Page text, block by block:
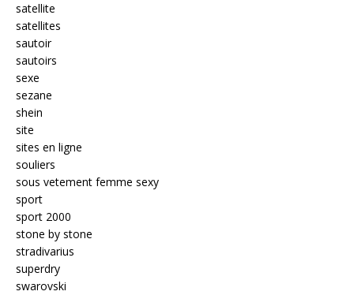
satellite
satellites
sautoir
sautoirs
sexe
sezane
shein
site
sites en ligne
souliers
sous vetement femme sexy
sport
sport 2000
stone by stone
stradivarius
superdry
swarovski